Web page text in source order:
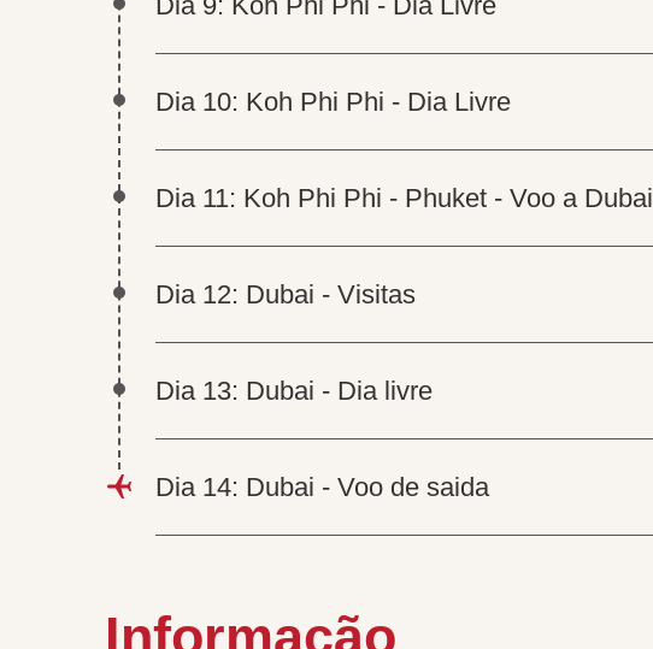
Dia 10: Koh Phi Phi - Dia Livre
Dia 11: Koh Phi Phi - Phuket - Voo a Dubai
Dia 12: Dubai - Visitas
Dia 13: Dubai - Dia livre
Dia 14: Dubai - Voo de saida
Informação